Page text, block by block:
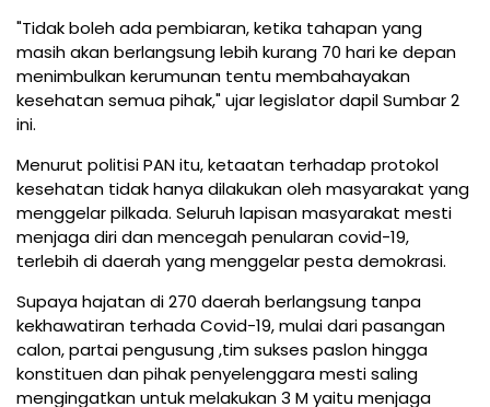
"Tidak boleh ada pembiaran, ketika tahapan yang
masih akan berlangsung lebih kurang 70 hari ke depan
menimbulkan kerumunan tentu membahayakan
kesehatan semua pihak," ujar legislator dapil Sumbar 2
ini.
Menurut politisi PAN itu, ketaatan terhadap protokol
kesehatan tidak hanya dilakukan oleh masyarakat yang
menggelar pilkada. Seluruh lapisan masyarakat mesti
menjaga diri dan mencegah penularan covid-19,
terlebih di daerah yang menggelar pesta demokrasi.
Supaya hajatan di 270 daerah berlangsung tanpa
kekhawatiran terhada Covid-19, mulai dari pasangan
calon, partai pengusung ,tim sukses paslon hingga
konstituen dan pihak penyelenggara mesti saling
mengingatkan untuk melakukan 3 M yaitu menjaga